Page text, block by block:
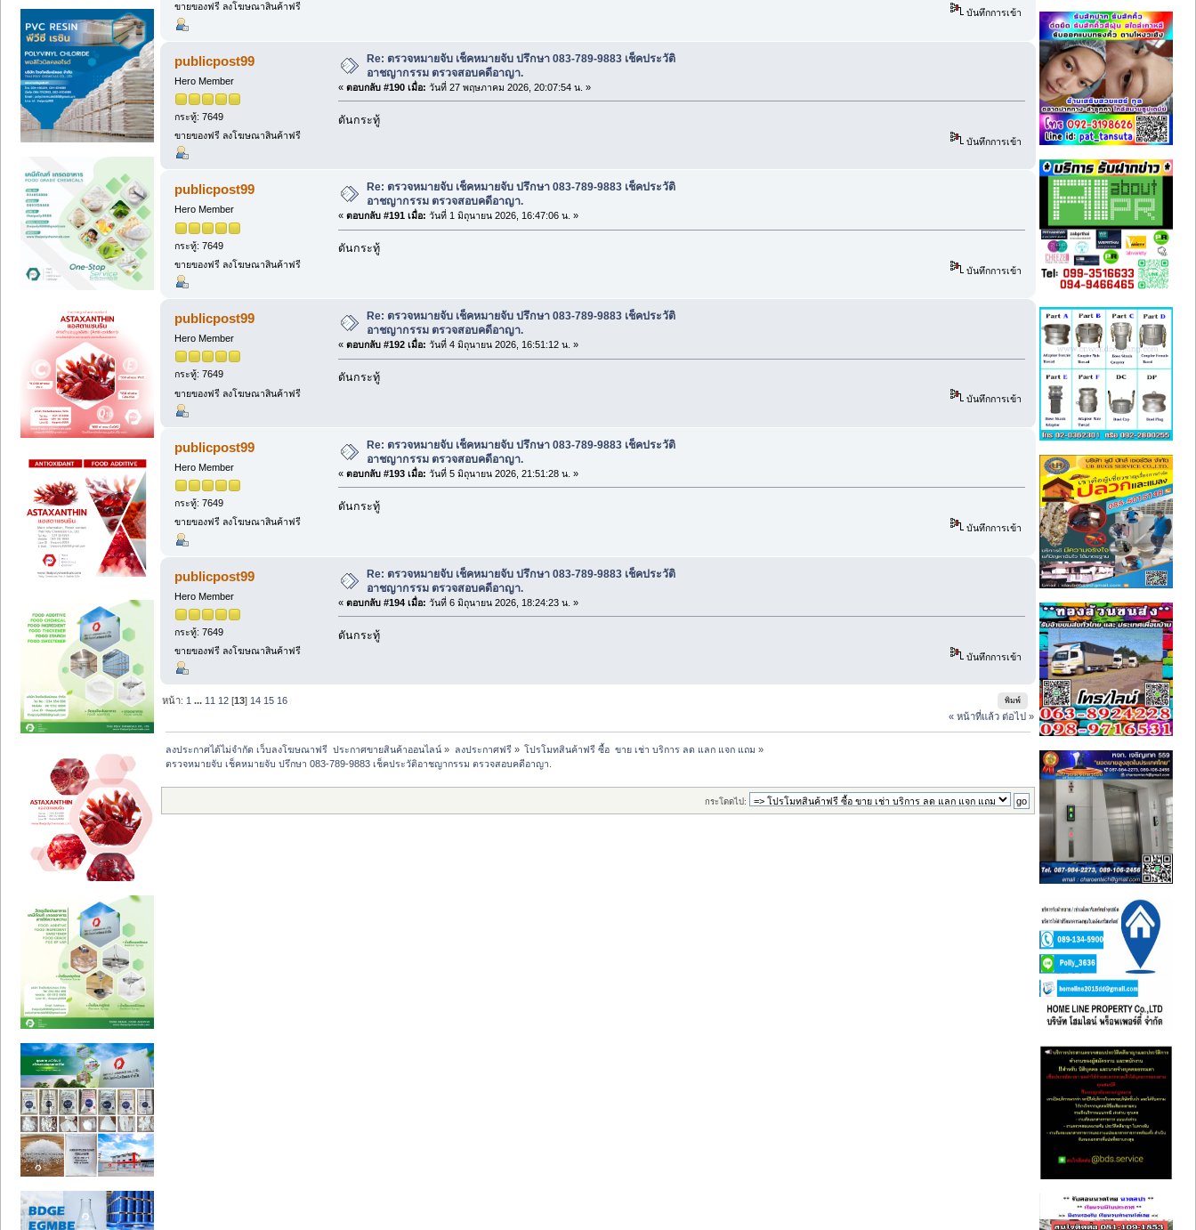
ขายของฟรี ลงโฆษณาสินค้าฟรี
บันทึกการเข้า
publicpost99
Hero Member
กระทู้: 7649
ขายของฟรี ลงโฆษณาสินค้าฟรี
Re: ตรวจหมายจับ เช็คหมายจับ ปรึกษา 083-789-9883 เช็คประวัติ
อาชญากรรม ตรวจสอบคดีอาญา.
« ตอบกลับ #190 เมื่อ: วันที่ 27 พฤษภาคม 2026, 20:07:54 น. »
ดันกระทู้
บันทึกการเข้า
publicpost99
Hero Member
กระทู้: 7649
ขายของฟรี ลงโฆษณาสินค้าฟรี
Re: ตรวจหมายจับ เช็คหมายจับ ปรึกษา 083-789-9883 เช็คประวัติ
อาชญากรรม ตรวจสอบคดีอาญา.
« ตอบกลับ #191 เมื่อ: วันที่ 1 มิถุนายน 2026, 16:47:06 น. »
ดันกระทู้
บันทึกการเข้า
publicpost99
Hero Member
กระทู้: 7649
ขายของฟรี ลงโฆษณาสินค้าฟรี
Re: ตรวจหมายจับ เช็คหมายจับ ปรึกษา 083-789-9883 เช็คประวัติ
อาชญากรรม ตรวจสอบคดีอาญา.
« ตอบกลับ #192 เมื่อ: วันที่ 4 มิถุนายน 2026, 16:51:12 น. »
ดันกระทู้
บันทึกการเข้า
publicpost99
Hero Member
กระทู้: 7649
ขายของฟรี ลงโฆษณาสินค้าฟรี
Re: ตรวจหมายจับ เช็คหมายจับ ปรึกษา 083-789-9883 เช็คประวัติ
อาชญากรรม ตรวจสอบคดีอาญา.
« ตอบกลับ #193 เมื่อ: วันที่ 5 มิถุนายน 2026, 21:51:28 น. »
ดันกระทู้
บันทึกการเข้า
publicpost99
Hero Member
กระทู้: 7649
ขายของฟรี ลงโฆษณาสินค้าฟรี
Re: ตรวจหมายจับ เช็คหมายจับ ปรึกษา 083-789-9883 เช็คประวัติ
อาชญากรรม ตรวจสอบคดีอาญา.
« ตอบกลับ #194 เมื่อ: วันที่ 6 มิถุนายน 2026, 18:24:23 น. »
ดันกระทู้
บันทึกการเข้า
พิมพ์
หน้า: 1 ... 11 12 [13] 14 15 16
« หน้าที่แล้ว ต่อไป »
ลงประกาศได้ไม่จำกัด เว็บลงโฆษณาฟรี  ประกาศขายสินค้าออนไลน์ » ลงประกาศฟรี» โปรโมทสินค้าฟรี ซื้อ  ขาย เช่า บริการ ลด แลก แจก แถม »
ตรวจหมายจับ เช็คหมายจับ ปรึกษา 083-789-9883 เช็คประวัติอาชญากรรม ตรวจสอบคดีอาญา.
กระโดดไป: